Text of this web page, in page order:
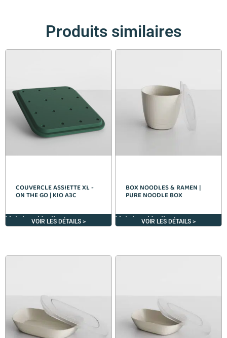
Produits similaires
COUVERCLE ASSIETTE XL -
ON THE GO | KIO A3C
VOIR LES DÉTAILS >
Voir les détails >
BOX NOODLES & RAMEN |
PURE NOODLE BOX
VOIR LES DÉTAILS >
Voir les détails >